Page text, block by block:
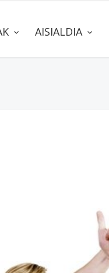
AISIALDIA